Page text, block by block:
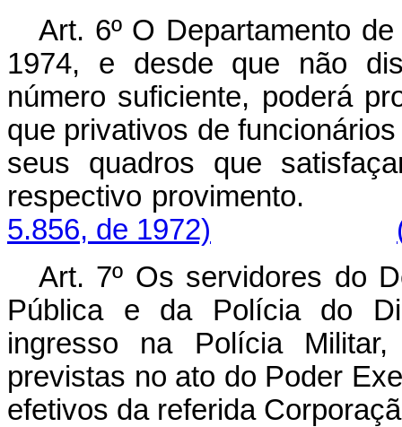
Art. 6º O Departamento
1974, e desde que não
número suficiente, poderá
que privativos de
seus quadros que
respectivo
5.856, de 1972)
Art. 7º Os servidores do
Pública e da Polícia do
ingresso na Polícia
previstas no ato do Poder
efetivos da referida